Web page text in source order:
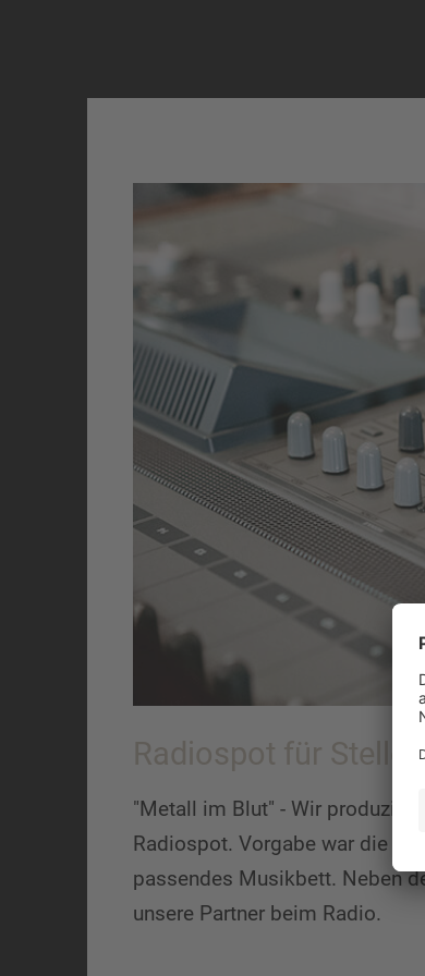
Radiospot für
"Metall im Blut" - Wir
Radiospot. Vorgabe war die
passendes Musikbett. Neben
unsere Partner beim Radio.